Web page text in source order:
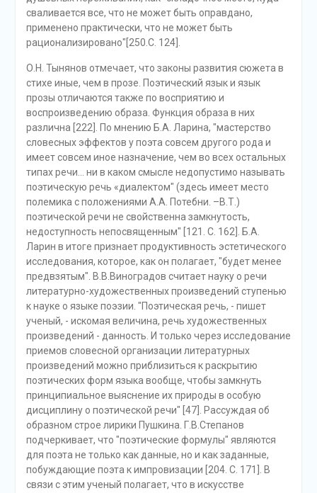
сваливается все, что не может быть оправдано,
применено практически, что не может быть
рационализировано"[250.С. 124].
О.Н. Тынянов отмечает, что законы развития сюжета в
стихе иные, чем в прозе. Поэтический язык и язык
прозы отличаются также по восприятию и
воспроизведению образа. Функция образа в них
различна [222]. По мнению Б.А. Ларина, "мастерство
словесных эффектов у поэта совсем другого рода и
имеет совсем иное назначение, чем во всех остальных
типах речи... ни в каком смысле недопустимо называть
поэтическую речь «диалектом" (здесь имеет место
полемика с положениями А.А. Потебни. –В.Т.)
поэтической речи не свойственна замкнутость,
недоступность непосвященным" [121. С. 162]. Б.А.
Ларин в итоге признает продуктивность эстетического
исследования, которое, как он полагает, "будет менее
предвзятым". В.В.Виноградов считает науку о речи
литературно-художественных произведений ступенью
к науке о языке поэзии. "Поэтическая речь, - пишет
ученый, - искомая величина, речь художественных
произведений - данность. И только через исследование
приемов словесной организации литературных
произведений можно приблизиться к раскрытию
поэтических форм языка вообще, чтобы замкнуть
принципиальное выяснение их природы в особую
дисциплину о поэтической речи" [47]. Рассуждая об
образном строе лирики Пушкина. Г.В.Степанов
подчеркивает, что "поэтические формулы" являются
для поэта не только как данные, но и как заданные,
побуждающие поэта к импровизации [204. С. 171]. В
связи с этим ученый полагает, что в искусстве